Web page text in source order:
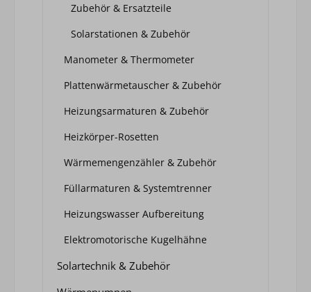
Zubehör & Ersatzteile
Solarstationen & Zubehör
Manometer & Thermometer
Plattenwärmetauscher & Zubehör
Heizungsarmaturen & Zubehör
Heizkörper-Rosetten
Wärmemengenzähler & Zubehör
Füllarmaturen & Systemtrenner
Heizungswasser Aufbereitung
Elektromotorische Kugelhähne
Solartechnik & Zubehör